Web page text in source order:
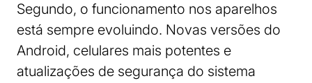
Segundo, o funcionamento nos aparelhos
está sempre evoluindo. Novas versões do
Android, celulares mais potentes e
atualizações de segurança do sistema